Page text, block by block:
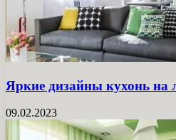
Яркие дизайны кухонь на
09.02.2023